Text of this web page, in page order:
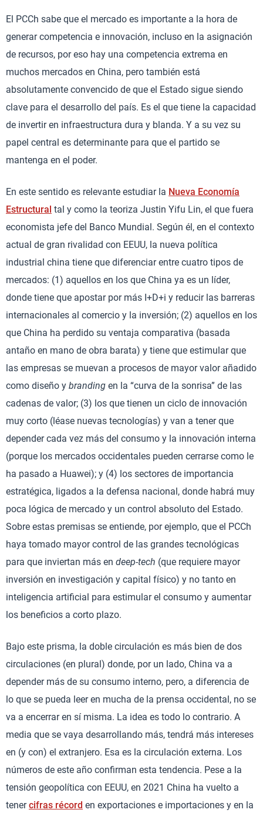
El PCCh sabe que el mercado es importante a la hora de
generar competencia e innovación, incluso en la asignación
de recursos, por eso hay una competencia extrema en
muchos mercados en China, pero también está
absolutamente convencido de que el Estado sigue siendo
clave para el desarrollo del país. Es el que tiene la capacidad
de invertir en infraestructura dura y blanda. Y a su vez su
papel central es determinante para que el partido se
mantenga en el poder.
En este sentido es relevante estudiar la Nueva Economía
Estructural tal y como la teoriza Justin Yifu Lin, el que fuera
economista jefe del Banco Mundial. Según él, en el contexto
actual de gran rivalidad con EEUU, la nueva política
industrial china tiene que diferenciar entre cuatro tipos de
mercados: (1) aquellos en los que China ya es un líder,
donde tiene que apostar por más I+D+i y reducir las barreras
internacionales al comercio y la inversión; (2) aquellos en los
que China ha perdido su ventaja comparativa (basada
antaño en mano de obra barata) y tiene que estimular que
las empresas se muevan a procesos de mayor valor añadido
como diseño y branding en la “curva de la sonrisa” de las
cadenas de valor; (3) los que tienen un ciclo de innovación
muy corto (léase nuevas tecnologías) y van a tener que
depender cada vez más del consumo y la innovación interna
(porque los mercados occidentales pueden cerrarse como le
ha pasado a Huawei); y (4) los sectores de importancia
estratégica, ligados a la defensa nacional, donde habrá muy
poca lógica de mercado y un control absoluto del Estado.
Sobre estas premisas se entiende, por ejemplo, que el PCCh
haya tomado mayor control de las grandes tecnológicas
para que inviertan más en deep-tech (que requiere mayor
inversión en investigación y capital físico) y no tanto en
inteligencia artificial para estimular el consumo y aumentar
los beneficios a corto plazo.
Bajo este prisma, la doble circulación es más bien de dos
circulaciones (en plural) donde, por un lado, China va a
depender más de su consumo interno, pero, a diferencia de
lo que se pueda leer en mucha de la prensa occidental, no se
va a encerrar en sí misma. La idea es todo lo contrario. A
media que se vaya desarrollando más, tendrá más intereses
en (y con) el extranjero. Esa es la circulación externa. Los
números de este año confirman esta tendencia. Pese a la
tensión geopolítica con EEUU, en 2021 China ha vuelto a
tenercifras récord en exportaciones e importaciones y en la